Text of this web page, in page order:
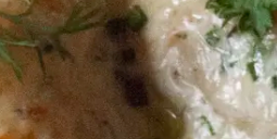
Vinägrett
Örtolja